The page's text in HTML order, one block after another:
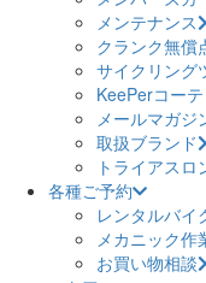
メンテナンス
クランク無償
サイクリング
KeePerコー
メールマガジ
取扱ブランド
トライアスロ
各種ご予約
レンタルバイ
メカニック作
お買い物相談